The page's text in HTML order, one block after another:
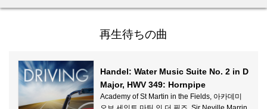
再生待ちの曲
Handel: Water Music Suite No. 2 in D
Major, HWV 349: Hornpipe
Academy of St Martin in the Fields, 아카데미